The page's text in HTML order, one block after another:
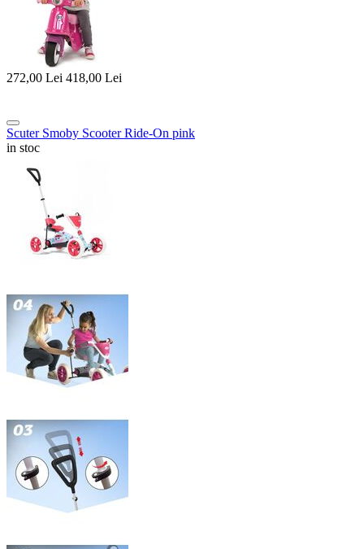
272,00 Lei 418,00 Lei
Scuter Smoby Scooter Ride-On pink
in stoc